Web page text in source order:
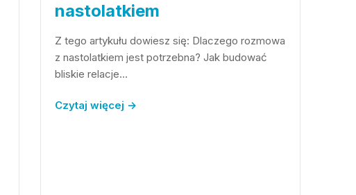
nastolatkiem
Z tego artykułu dowiesz się: Dlaczego rozmowa
z nastolatkiem jest potrzebna? Jak budować
bliskie relacje…
Czytaj więcej →